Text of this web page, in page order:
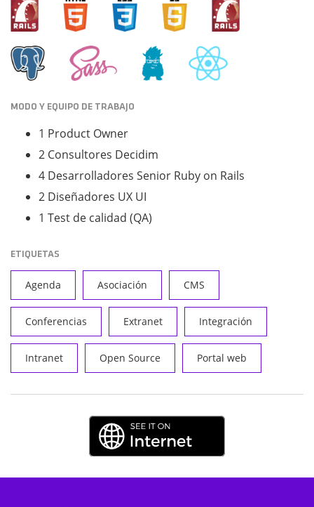
MODO Y EQUIPO DE TRABAJO
1 Product Owner
2 Consultores Decidim
4 Desarrolladores Senior Ruby on Rails
2 Diseñadores UX UI
1 Test de calidad (QA)
ETIQUETAS
Agenda Asociación CMS
Conferencias Extranet Integración
Intranet Open Source Portal web